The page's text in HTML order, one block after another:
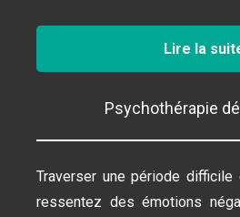
Lire la
Psychothérapie
Traverser une période difficile
ressentez des émotions